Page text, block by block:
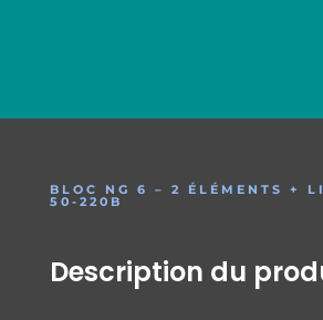
BLOC NG 6 – 2 ÉLÉMENTS +
50-220B
Description du